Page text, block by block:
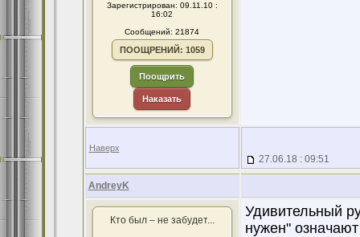
Зарегистрирован: 09.11.10 :
16:02
Сообщений: 21874
ПООЩРЕНИЙ: 1059
Поощрить
Наказать
Наверх
27.06.18 : 09:51
AndreyK
Кто был – не забудет...
Удивительный
нужен"